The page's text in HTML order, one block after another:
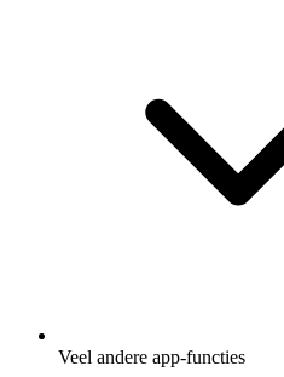
Veel andere app-functies